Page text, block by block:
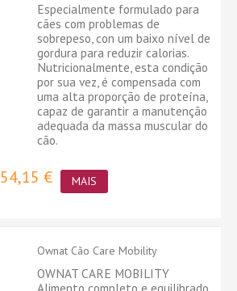
Especialmente formulado para
cães com problemas de
sobrepeso, con um baixo nível de
gordura para reduzir calorias.
Nutricionalmente, esta condição
por sua vez, é compensada com
uma alta proporção de proteína,
capaz de garantir a manutenção
adequada da massa muscular do
cão.
54,15 € MAIS
Ownat Cão Care Mobility
OWNAT CARE MOBILITY
Alimento completo e equilibrado